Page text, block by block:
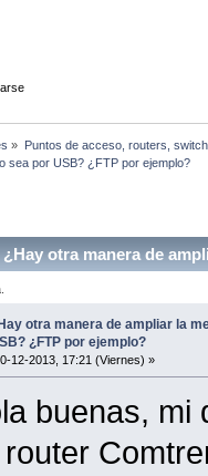
» Puntos de acceso, routers,
sea por USB? ¿FTP por ejemplo?
¿Hay otra manera de
otra manera de ampliar la
¿FTP por ejemplo?
12-2013, 17:21 (Viernes) »
buenas, mi